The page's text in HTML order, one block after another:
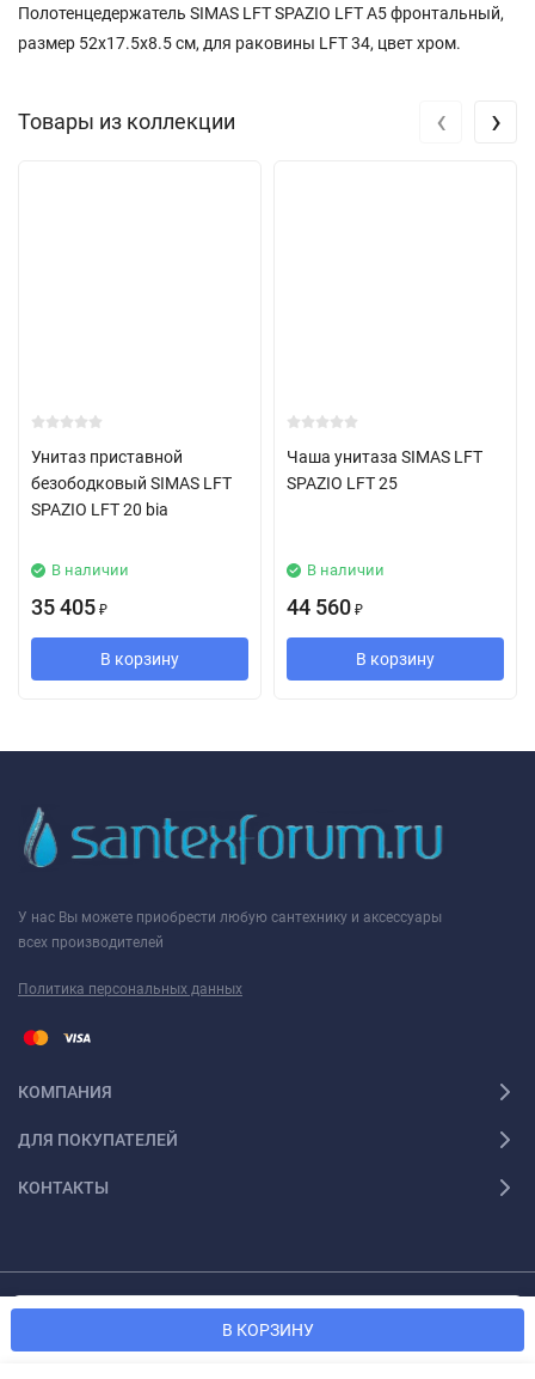
В КОРЗИНУ
Полотенцедержатель SIMAS LFT SPAZIO LFT A5 фронтальный,
размер 52х17.5х8.5 см, для раковины LFT 34, цвет хром.
Товары из коллекции
Унитаз приставной
безободковый SIMAS LFT
SPAZIO LFT 20 bia
В наличии
35 405 ₽
В корзину
Чаша унитаза SIMAS LFT
SPAZIO LFT 25
В наличии
44 560 ₽
В корзину
‹ ›
У нас Вы можете приобрести любую сантехнику и аксессуары
всех производителей
Политика персональных данных
КОМПАНИЯ
ДЛЯ ПОКУПАТЕЛЕЙ
КОНТАКТЫ